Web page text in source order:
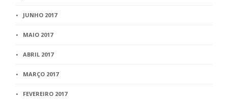
JUNHO 2017
MAIO 2017
ABRIL 2017
MARÇO 2017
FEVEREIRO 2017